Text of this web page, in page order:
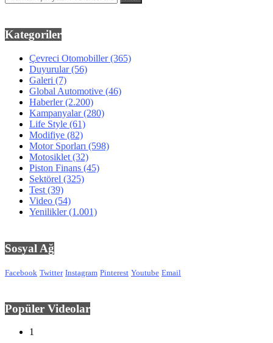
Kategoriler
Çevreci Otomobiller(365)
Duyurular(56)
Galeri (7)
Global Automotive (46)
Haberler(2.200)
Kampanyalar(280)
Life Style (61)
Modifiye (82)
Motor Sporları (598)
Motosiklet (32)
Piston Finans (45)
Sektörel (325)
Test (39)
Video (54)
Yenilikler(1.001)
Sosyal Ağ
Facebook Twitter Instagram Pinterest Youtube Email
Popüler Videolar
1